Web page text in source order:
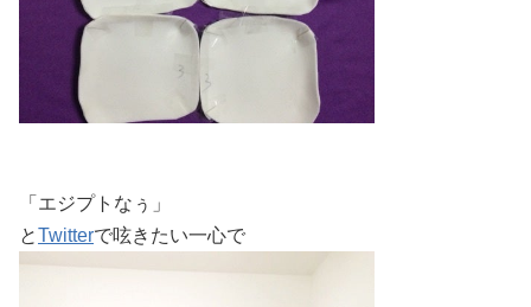
「エジプトなぅ」
とTwitterで呟きたい一心で